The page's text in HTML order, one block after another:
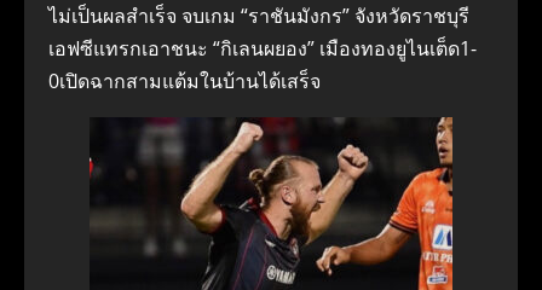
ไม่เป็นผลสำเร็จ จบเกม “ราชันมังกร” จังหวัดราชบุรี
เอฟซีแทรกเอาชนะ “กิเลนผยอง” เมืองทองยูไนเต็ด1-
0เปิดฉากสามแต้มในบ้านได้เสร็จ